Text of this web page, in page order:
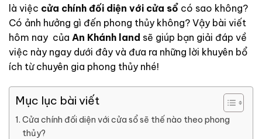
là việc cửa chính đối diện với cửa sổ có sao không?
Có ảnh hưởng gì đến phong thủy không? Vậy bài viết
hôm nay của An Khánh land sẽ giúp bạn giải đáp về
việc này ngay dưới đây và đưa ra những lời khuyên bổ
ích từ chuyên gia phong thủy nhé!
Mục lục bài viết
Cửa chính đối diện với cửa sổ sẽ thế nào theo phong
thủy?